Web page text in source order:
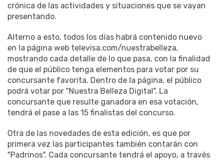
crónica de las actividades y situaciones que se vayan
presentando.
Alterno a esto, todos los días habrá contenido nuevo
en la página web televisa.com/nuestrabelleza,
mostrando cada detalle de lo que pasa, con la finalidad
de que el público tenga elementos para votar por su
concursante favorita. Dentro de la página, el público
podrá votar por "Nuestra Belleza Digital". La
concursante que resulte ganadora en esa votación,
tendrá el pase a las 15 finalistas del concurso.
Otra de las novedades de esta edición, es que por
primera vez las participantes también contarán con
"Padrinos". Cada concursante tendrá el apoyo, a través